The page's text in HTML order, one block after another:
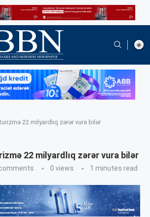
22 milyardlıq zərər vura bilər
22 milyardlıq zərər vura bilər
0 views 1 minutes read